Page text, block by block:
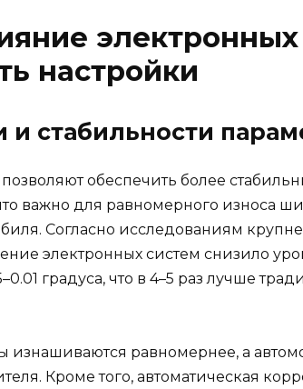
электронных
настройки
стабильности
обеспечить более
важно для равномерного износа
Согласно исследованиям
электронных систем снизило
градуса, что в 4–5 раз лучше
изнашиваются равномернее, а
Кроме того, автоматическая